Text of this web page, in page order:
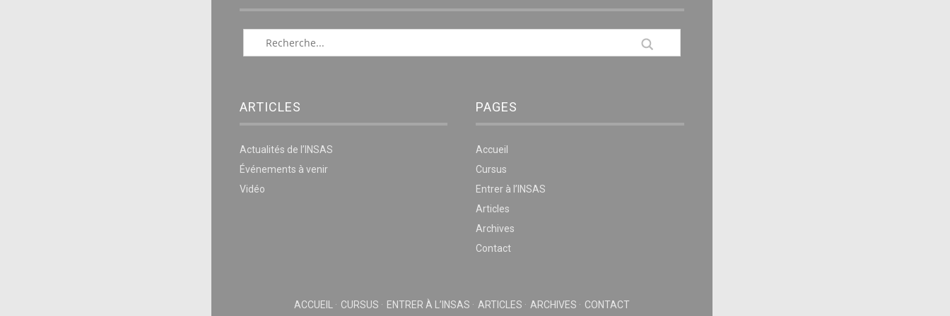
ARTICLES
Actualités de l’INSAS
Événements à venir
Vidéo
PAGES
Accueil
Cursus
Entrer à l’INSAS
Articles
Archives
Contact
ACCUEIL CURSUS ENTRER À L’INSAS ARTICLES ARCHIVES CONTACT